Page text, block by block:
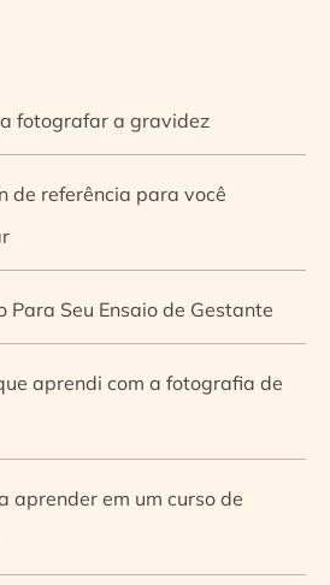
fotografar a gravidez
de referência para você
Para Seu Ensaio de Gestante
aprendi com a fotografia de
aprender em um curso de